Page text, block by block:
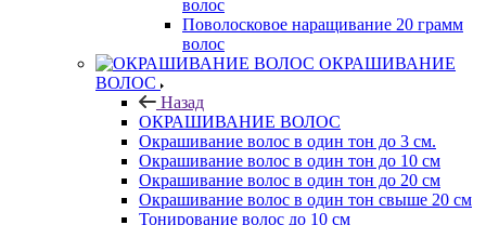
волос
Поволосковое наращивание 20 грамм
волос
ОКРАШИВАНИЕ
ВОЛОС
Назад
ОКРАШИВАНИЕ ВОЛОС
Окрашивание волос в один тон до 3 см.
Окрашивание волос в один тон до 10 см
Окрашивание волос в один тон до 20 см
Окрашивание волос в один тон свыше 20 см
Тонирование волос до 10 см